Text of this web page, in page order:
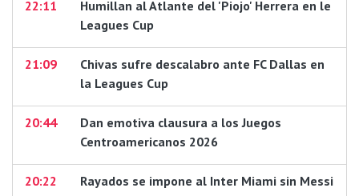
22:11
Humillan al Atlante del 'Piojo' Herrera en le
Leagues Cup
21:09
Chivas sufre descalabro ante FC Dallas en
la Leagues Cup
20:44
Dan emotiva clausura a los Juegos
Centroamericanos 2026
20:22
Rayados se impone al Inter Miami sin Messi